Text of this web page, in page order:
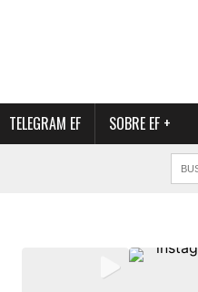
TELEGRAM EF SOBRE EF +